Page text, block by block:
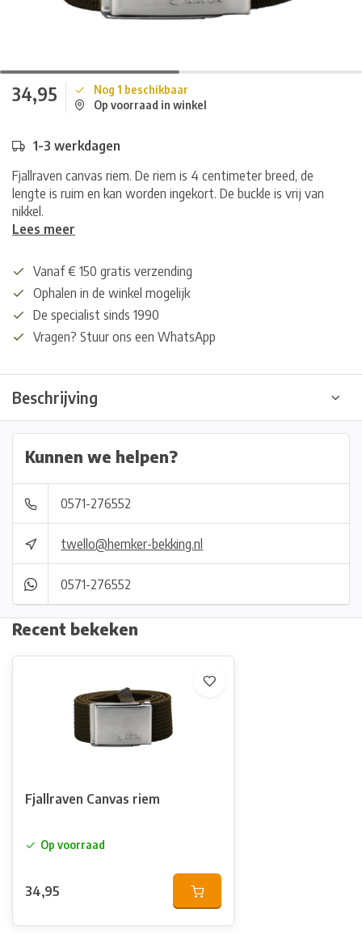
34,95
Nog 1 beschikbaar
Op voorraad in winkel
1-3 werkdagen
Fjallraven canvas riem. De riem is 4 centimeter breed, de
lengte is ruim en kan worden ingekort. De buckle is vrij van
nikkel.
Lees meer
Vanaf € 150 gratis verzending
Ophalen in de winkel mogelijk
De specialist sinds 1990
Vragen? Stuur ons een WhatsApp
Beschrijving
Kunnen we helpen?
0571-276552
twello@hemker-bekking.nl
0571-276552
Recent bekeken
Fjallraven Canvas riem
Op voorraad
34,95